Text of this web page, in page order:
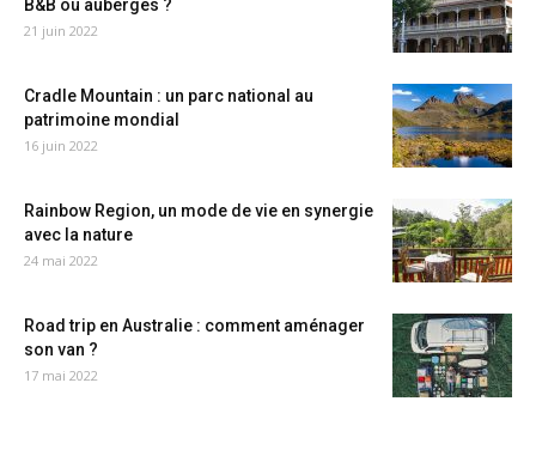
B&B ou auberges ?
21 juin 2022
Cradle Mountain : un parc national au
patrimoine mondial
16 juin 2022
Rainbow Region, un mode de vie en synergie
avec la nature
24 mai 2022
Road trip en Australie : comment aménager
son van ?
17 mai 2022